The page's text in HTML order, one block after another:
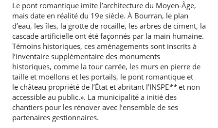
Le pont romantique imite l’architecture du Moyen-Âge,
mais date en réalité du 19e siècle. À Bourran, le plan
d’eau, les îles, la grotte de rocaille, les arbres de ciment, la
cascade artificielle ont été façonnés par la main humaine.
Témoins historiques, ces aménagements sont inscrits à
l’inventaire supplémentaire des monuments
historiques, comme la tour carrée, les murs en pierre de
taille et moellons et les portails, le pont romantique et
le château propriété de l’État et abritant l’INSPE**et non
accessible au public.». La municipalité a initié des
chantiers pour les rénover avec l’ensemble de ses
partenaires gestionnaires.